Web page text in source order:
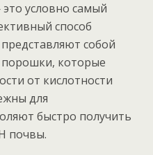
условно самый
способ
собой
которые
от кислотности
для
быстро получить
почвы.